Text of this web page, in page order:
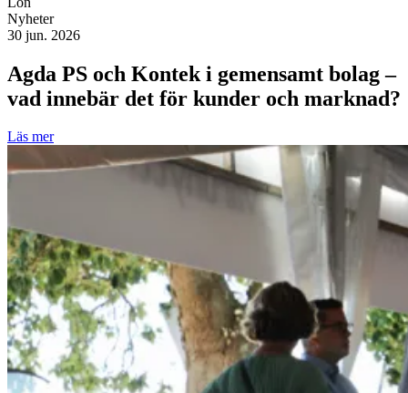
Nyheter
30 jun. 2026
Agda PS och Kontek i gemensamt bolag –
vad innebär det för kunder och marknad?
Läs mer